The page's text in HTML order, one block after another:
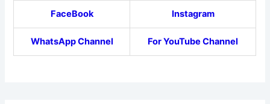
FaceBook Instagram
WhatsApp Channel For YouTube Channel